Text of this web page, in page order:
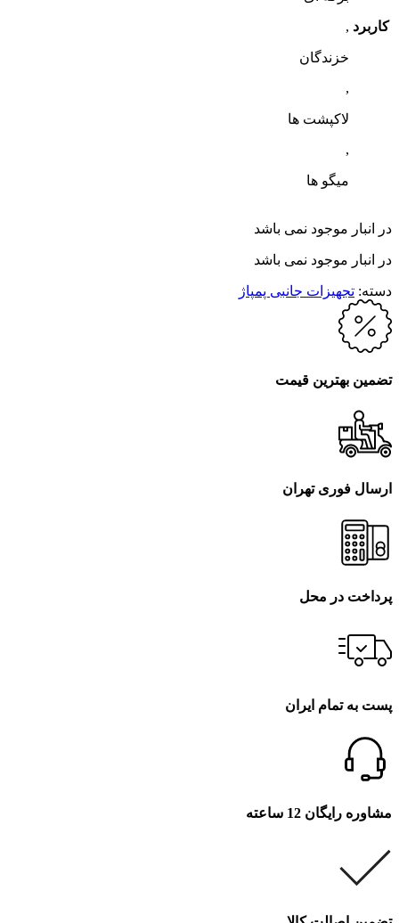
کاربرد ,
خزندگان
,
لاکپشت ها
,
میگو ها
در انبار موجود نمی باشد
در انبار موجود نمی باشد
دسته: تجهیزات جانبی پمپاژ
تضمین بهترین قیمت
ارسال فوری تهران
پرداخت در محل
پست به تمام ایران
مشاوره رایگان 12 ساعته